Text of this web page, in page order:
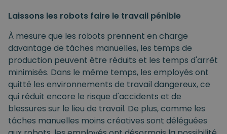
Laissons les robots faire le travail pénible
À mesure que les robots prennent en charge
davantage de tâches manuelles, les temps de
production peuvent être réduits et les temps d'arrêt
minimisés. Dans le même temps, les employés ont
quitté les environnements de travail dangereux, ce
qui réduit encore le risque d'accidents et de
blessures sur le lieu de travail. De plus, comme les
tâches manuelles moins créatives sont déléguées